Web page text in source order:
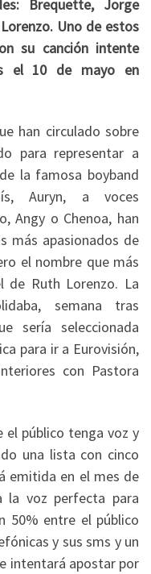
Brequette, Jorge
Uno de estos
su canción intente
el 10 de mayo en
han circulado sobre
para representar a
la famosa boyband
Auryn, a voces
Angy o Chenoa, han
más apasionados de
el nombre que más
de Ruth Lorenzo. La
semana tras
sería seleccionada
para ir a Eurovisión,
con Pastora
el público tenga voz y
una lista con cinco
emitida en el mes de
la voz perfecta para
50% entre el público
y sus sms y un
intentará apostar por